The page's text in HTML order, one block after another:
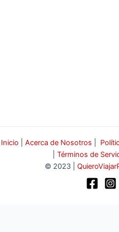
Inicio Acerca de Nosotros
Términos de
© 2023 |